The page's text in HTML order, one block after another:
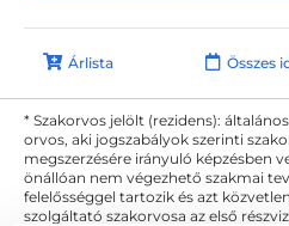
Árlista Összes
* Szakorvos jelölt (rezidens):
orvos, aki jogszabályok szerinti
megszerzésére irányuló képzésben
önállóan nem végezhető szakmai
felelősséggel tartozik és azt
szolgáltató szakorvosa az első